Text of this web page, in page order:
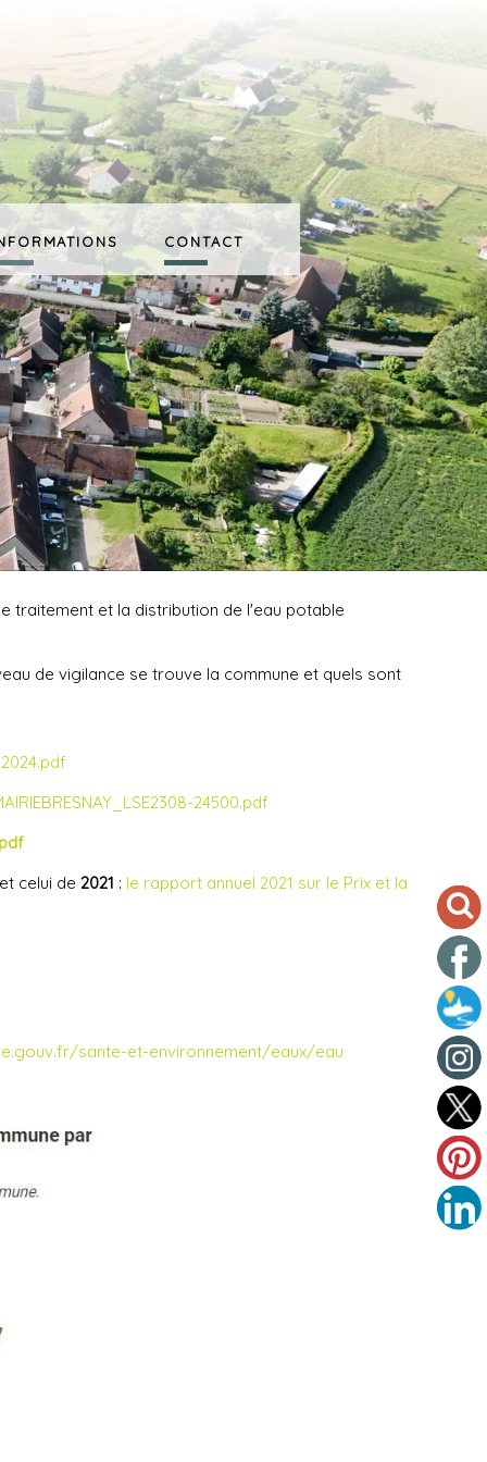
CONTACT
traitement et la distribution de l'eau potable
de vigilance se trouve la commune et quels sont
2024.pdf
24500.pdf
celui de2021 : le rapport annuel 2021 sur le Prix et la
sante-et-environnement/eaux/eau